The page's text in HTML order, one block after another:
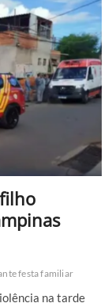
festa familiar
na tarde